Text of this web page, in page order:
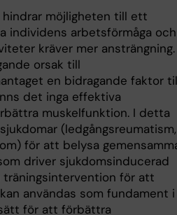
möjligheten till ett
individens arbetsförmåga och
kräver mer ansträngning.
orsak till
en bidragande faktor
det inga effektiva
muskelfunktion. I detta
(ledgångsreumatism,
för att belysa
driver sjukdomsinducerad
träningsintervention för att
användas som fundament i
för att förbättra